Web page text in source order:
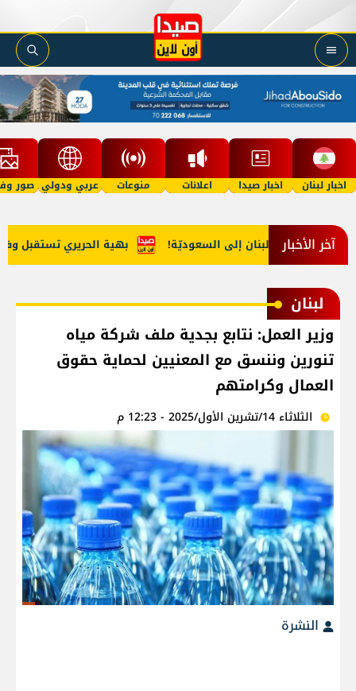
اخبار لبنان اخبار صيدا اعلانات منوعات عربي ودولي صور
آخر الأخبار بهية الحريري تستقبل وفداً مخدّرات من لبنان إلى السعوديّة!
لبنان
وزير العمل: نتابع بجدية ملف شركة مياه
تنورين وننسق مع المعنيين لحماية حقوق
العمال وكرامتهم
الثلاثاء 14/تشرين الأول/2025 - 12:23 م
النشرة